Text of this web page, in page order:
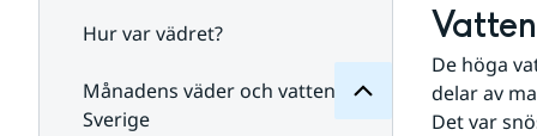
Undersidor
Klimatindikatorer
Hur var vädret?
Månadens väder och vatten i
Sverige
De höga
delar av
Det var